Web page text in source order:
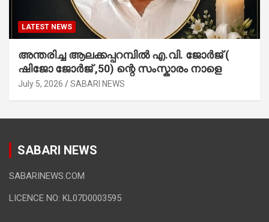
LATEST NEWS
അന്തരിച്ച ആ​ല​ക്ക​പ്പ​റമ്പിൽ​ എ.​വി. ജോ​ർ​ജ് (
ഷിജോ ജോർജ് ,50) ന്റെ സംസ്കാരം നാളെ
July 5, 2026 SABARI NEWS
SABARI NEWS
SABARINEWS.COM
LICENCE NO: KL07D0003595